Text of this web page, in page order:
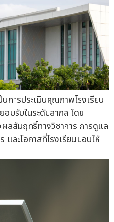
ารประเมินคุณภาพโรงเรียน
อมรับในระดับสากล โดย
ลสัมฤทธิ์ทางวิชาการ การดูแล
ละโอกาสที่โรงเรียนมอบให้